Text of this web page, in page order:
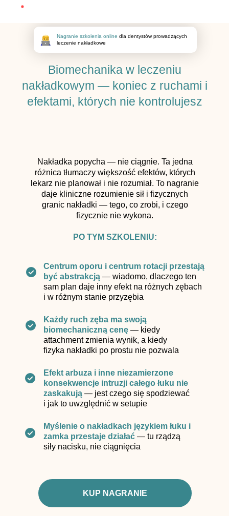
Nagranie szkolenia online dla dentystów prowadzących
leczenie nakładkowe
KUP NAGRANIE
Biomechanika w leczeniu
nakładkowym — koniec z ruchami i
efektami, których nie kontrolujesz
Nakładka popycha — nie ciągnie. Ta jedna
różnica tłumaczy większość efektów, których
lekarz nie planował i nie rozumiał. To nagranie
daje kliniczne rozumienie sił i fizycznych
granic nakładki — tego, co zrobi, i czego
fizycznie nie wykona.
PO TYM SZKOLENIU:
Centrum oporu i centrum rotacji przestają
być abstrakcją— wiadomo, dlaczego ten
sam plan daje inny efekt na różnych zębach
i w różnym stanie przyzębia
Każdy ruch zęba ma swoją
biomechaniczną cenę— kiedy
attachment zmienia wynik, a kiedy
fizyka nakładki po prostu nie pozwala
Efekt arbuza i inne niezamierzone
konsekwencje intruzji całego łuku nie
zaskakują— jest czego się spodziewać
i jak to uwzględnić w setupie
Myślenie o nakładkach językiem łuku i
zamka przestaje działać— tu rządzą
siły nacisku, nie ciągnięcia